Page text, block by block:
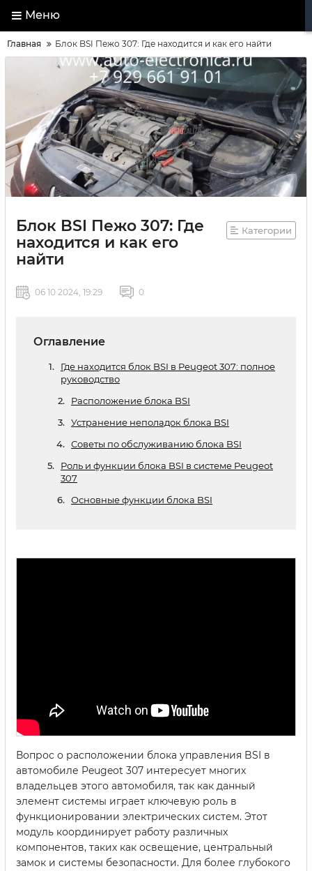
Меню
Главная Блок BSI Пежо 307: Где находится и как его найти
Блок BSI Пежо 307: Где
находится и как его
найти
Категории
06 10 2024, 19:29 0
Оглавление
Где находится блок BSI в Peugeot 307: полное
руководство
Расположение блока BSI
Устранение неполадок блока BSI
Советы по обслуживанию блока BSI
Роль и функции блока BSI в системе Peugeot
307
Основные функции блока BSI
Вопрос о расположении блока управления BSI в
автомобиле Peugeot 307 интересует многих
владельцев этого автомобиля, так как данный
элемент системы играет ключевую роль в
функционировании электрических систем. Этот
модуль координирует работу различных
компонентов, таких как освещение, центральный
замок и системы безопасности. Для более глубокого